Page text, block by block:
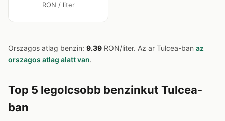
RON / liter
Orszagos atlag benzin: 9.39 RON/liter. Az ar Tulcea-ban az
orszagos atlag alatt van.
Top 5 legolcsobb benzinkut Tulcea-
ban